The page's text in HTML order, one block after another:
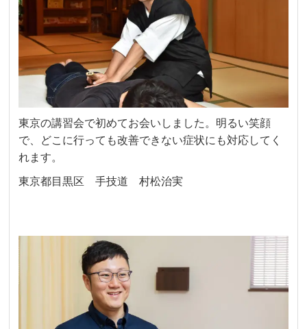
東京の講習会で初めてお会いしました。明るい笑顔
で、どこに行っても改善できない症状にも対応してく
れます。
東京都目黒区 手技道 村松治実